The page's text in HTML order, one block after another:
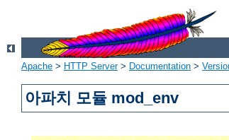
Apache > HTTP Server> Documentation >
아파치 모듈 mod_env